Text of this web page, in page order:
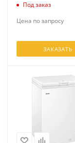
Под заказ
Цена по запросу
ЗАКАЗАТЬ